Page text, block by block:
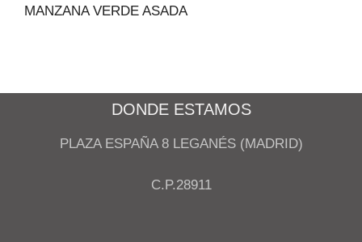
MANZANA VERDE ASADA
DONDE ESTAMOS
PLAZA ESPAÑA 8 LEGANÉS (MADRID)
C.P.28911